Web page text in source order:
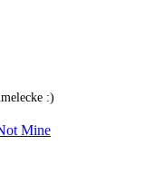
:)
Mine